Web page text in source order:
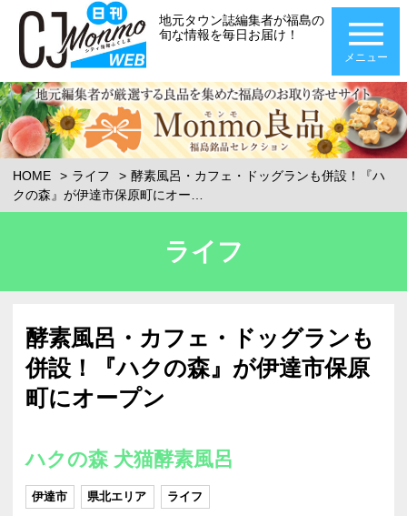
地元タウン誌編集者が福島の
旬な情報を毎日お届け！
メニュー
HOME ライフ
酵素風呂・カフェ・ドッグランも併設！『ハ
クの森』が伊達市保原町にオー…
ライフ
酵素風呂・カフェ・ドッグランも
併設！『ハクの森』が伊達市保原
町にオープン
ハクの森 犬猫酵素風呂
伊達市 県北エリア ライフ